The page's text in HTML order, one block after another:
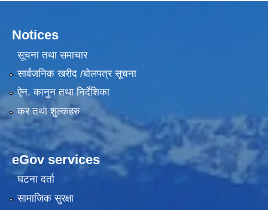
Notices
सूचना तथा समाचार
सार्वजनिक खरीद /बोलपत्र सूचना
ऐन, कानुन तथा निर्देशिका
कर तथा शुल्कहरु
eGov services
घटना दर्ता
सामाजिक सुरक्षा